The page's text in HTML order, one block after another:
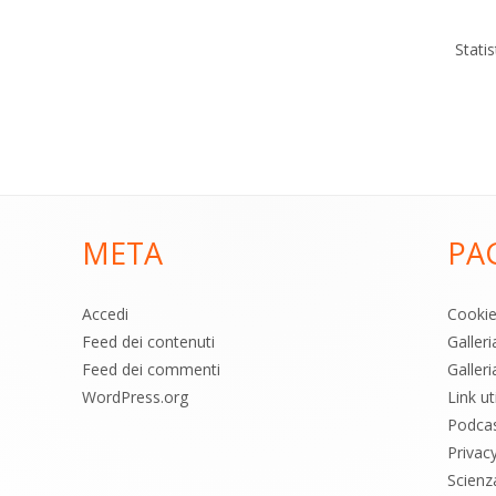
META
Accedi
Feed dei contenuti
Feed dei commenti
WordPress.org
Link